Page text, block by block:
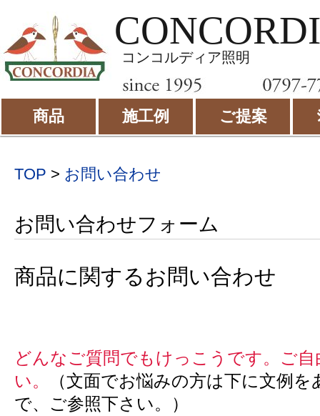
コンコルディア照明
商品 施工例 ご提案
TOP > お問い合わせ
お問い合わせフォーム
商品に関するお問い合わせ
どんなご質問でもけっこうです。ご
い。
（文面でお悩みの方は下に文例
で、ご参照下さい。）